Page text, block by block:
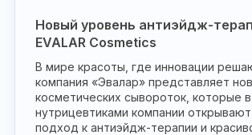
Новый уровень антиэйдж-
EVALAR Cosmetics
В мире красоты, где инновации
компания «Эвалар» представляет
косметических сывороток, которые
нутрицевтиками компании
подход к антиэйдж-терапии и